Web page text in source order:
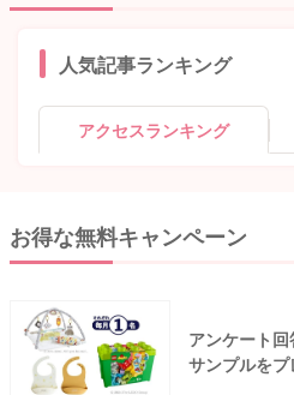
人気記事ランキング
アクセスランキング
お得な無料キャンペーン
アンケート
サンプルをプ